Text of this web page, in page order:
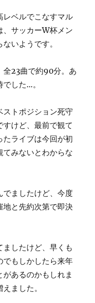
レベルでこなすマル
、サッカーW杯メン
いようです。
全23曲で約90分。あ
した…。
トポジション死守
すけど、最前で観て
たライブは今回が初
みないとわからな
でましたけど、今度
地と先約次第で即決
したけど、早くも
でもしかしたら来年
あるのかもしれま
ました。